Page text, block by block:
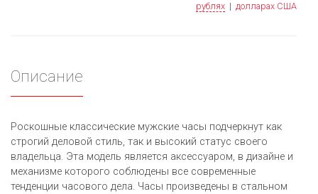
рублях | долларах США
Описание
Роскошные классические мужские часы подчеркнут как
строгий деловой стиль, так и высокий статус своего
владельца. Эта модель является аксессуаром, в дизайне и
механизме которого соблюдены все современные
тенденции часового дела. Часы произведены в стальном